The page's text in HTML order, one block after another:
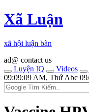
Xã Luận
xã hội luận bàn
ad@ contact us
Luyện IQ
Videos
09:09:09 AM, Thứ Abc